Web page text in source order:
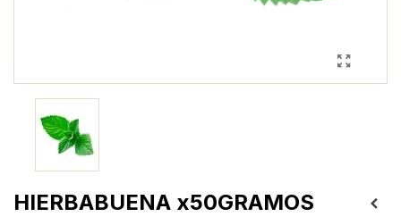
HIERBABUENA x50GRAMOS